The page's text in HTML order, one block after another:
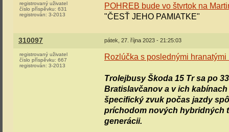
registrovaný uživatel
číslo příspěvku: 631
registrován: 3-2013
POHREB bude vo štvrtok na
"ČESŤ JEHO PAMIATKE"
310097 pátek, 27. října 2023 - 21:25:03
registrovaný uživatel
číslo příspěvku: 667
registrován: 3-2013
Rozlúčka s poslednými
Trolejbusy Škoda 15 Tr sa po
Bratislavčanov a v ich
špecifický zvuk počas jazdy
príchodom nových hybridných
generácii.